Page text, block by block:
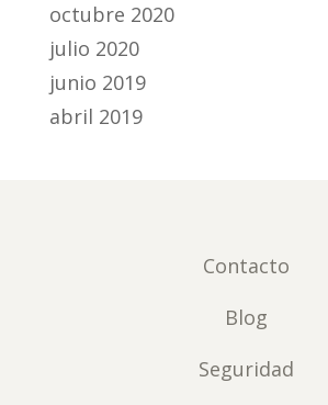
octubre 2020
julio 2020
junio 2019
abril 2019
Contacto
Blog
Seguridad